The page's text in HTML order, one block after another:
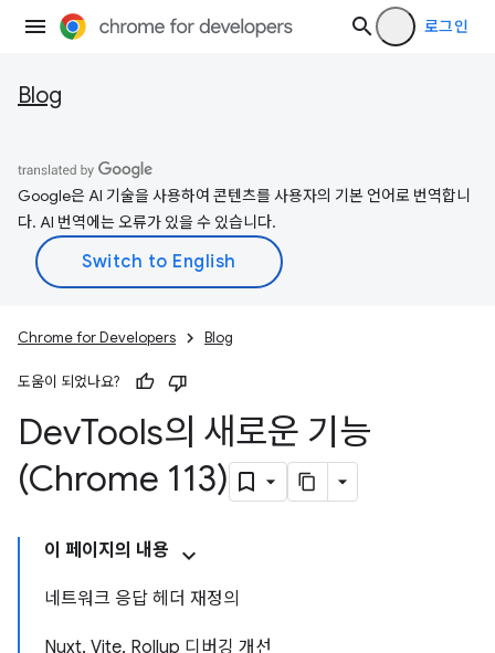
로그인
Blog
Google은 AI 기술을 사용하여 콘텐츠를 사용자의 기본 언어로 번역합니
다. AI 번역에는 오류가 있을 수 있습니다.
Chrome for Developers Blog
도움이 되었나요?
DevTools의 새로운 기능
(Chrome 113)
이 페이지의 내용
네트워크 응답 헤더 재정의
Nuxt, Vite, Rollup 디버깅 개선